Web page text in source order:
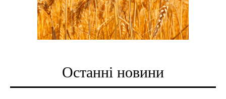
Останні новини